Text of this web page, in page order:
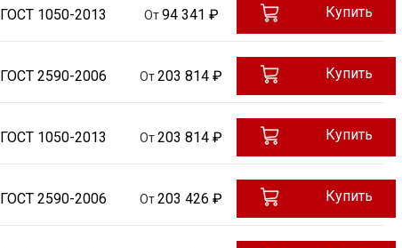
ГОСТ 1050-2013 От94 341 ₽ Купить
ГОСТ 2590-2006 От 203 814 ₽ Купить
ГОСТ 1050-2013 От 203 814 ₽ Купить
ГОСТ 2590-2006 От 203 426 ₽ Купить